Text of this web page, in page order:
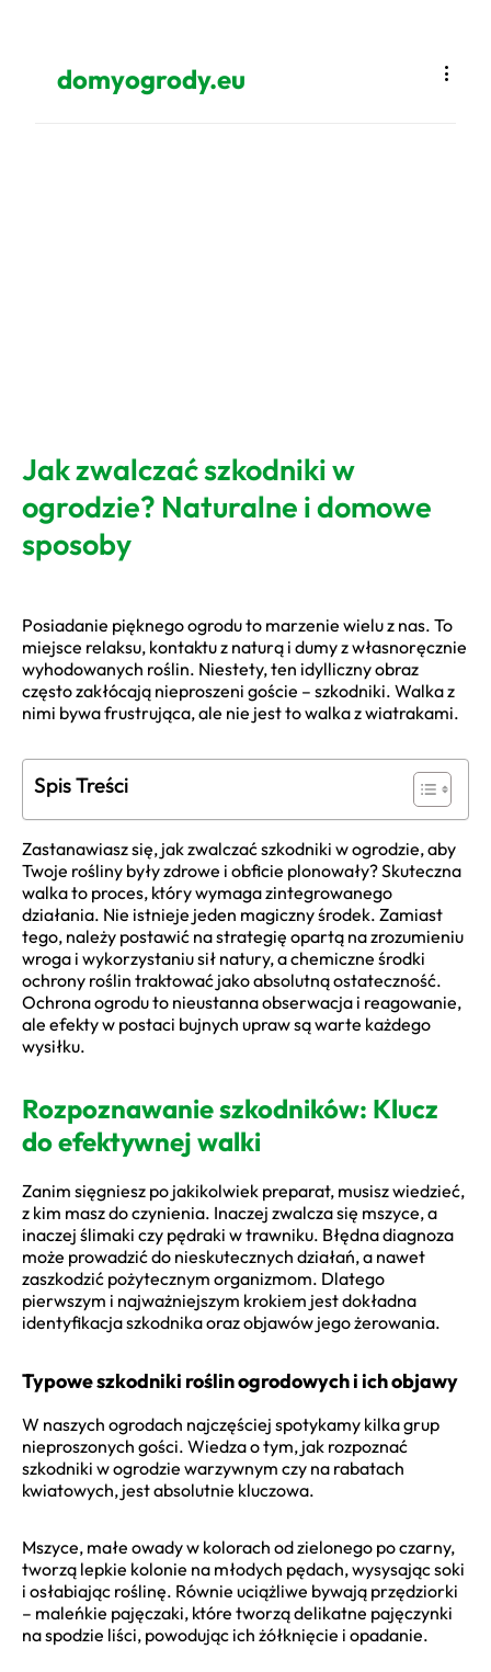
domyogrody.eu
Jak zwalczać szkodniki w
ogrodzie? Naturalne i domowe
sposoby
Posiadanie pięknego ogrodu to marzenie wielu z nas. To
miejsce relaksu, kontaktu z naturą i dumy z własnoręcznie
wyhodowanych roślin. Niestety, ten idylliczny obraz
często zakłócają nieproszeni goście – szkodniki. Walka z
nimi bywa frustrująca, ale nie jest to walka z wiatrakami.
Spis Treści
Zastanawiasz się, jak zwalczać szkodniki w ogrodzie, aby
Twoje rośliny były zdrowe i obficie plonowały? Skuteczna
walka to proces, który wymaga zintegrowanego
działania. Nie istnieje jeden magiczny środek. Zamiast
tego, należy postawić na strategię opartą na zrozumieniu
wroga i wykorzystaniu sił natury, a chemiczne środki
ochrony roślin traktować jako absolutną ostateczność.
Ochrona ogrodu to nieustanna obserwacja i reagowanie,
ale efekty w postaci bujnych upraw są warte każdego
wysiłku.
Rozpoznawanie szkodników: Klucz
do efektywnej walki
Zanim sięgniesz po jakikolwiek preparat, musisz wiedzieć,
z kim masz do czynienia. Inaczej zwalcza się mszyce, a
inaczej ślimaki czy pędraki w trawniku. Błędna diagnoza
może prowadzić do nieskutecznych działań, a nawet
zaszkodzić pożytecznym organizmom. Dlatego
pierwszym i najważniejszym krokiem jest dokładna
identyfikacja szkodnika oraz objawów jego żerowania.
Typowe szkodniki roślin ogrodowych i ich objawy
W naszych ogrodach najczęściej spotykamy kilka grup
nieproszonych gości. Wiedza o tym, jak rozpoznać
szkodniki w ogrodzie warzywnym czy na rabatach
kwiatowych, jest absolutnie kluczowa.
Mszyce, małe owady w kolorach od zielonego po czarny,
tworzą lepkie kolonie na młodych pędach, wysysając soki
i osłabiając roślinę. Równie uciążliwe bywają przędziorki
– maleńkie pajęczaki, które tworzą delikatne pajęczynki
na spodzie liści, powodując ich żółknięcie i opadanie.